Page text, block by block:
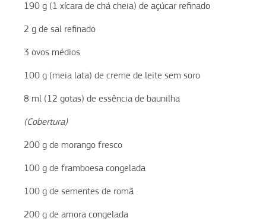
190 g (1 xícara de chá cheia) de açúcar refinado
2 g de sal refinado
3 ovos médios
100 g (meia lata) de creme de leite sem soro
8 ml (12 gotas) de essência de baunilha
(Cobertura)
200 g de morango fresco
100 g de framboesa congelada
100 g de sementes de romã
200 g de amora congelada